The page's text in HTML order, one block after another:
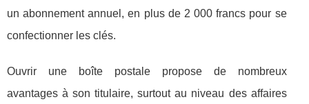
un abonnement annuel, en plus de 2 000 francs pour se
confectionner les clés.
Ouvrir une boîte postale propose de nombreux
avantages à son titulaire, surtout au niveau des affaires